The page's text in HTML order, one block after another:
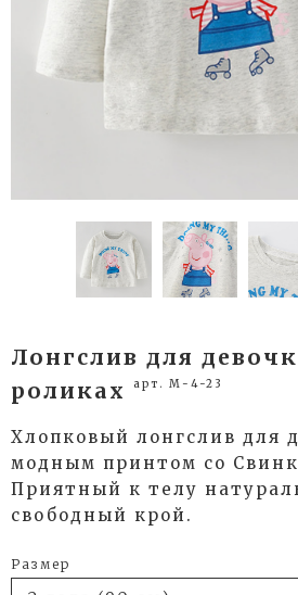
Лонгслив для
роликах
арт. М-4-23
Хлопковый лонгслив для
модным принтом со
Приятный к телу
свободный крой.
Размер